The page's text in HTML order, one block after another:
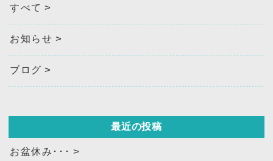
すべて
お知らせ
ブログ
最近の投稿
お盆休み･･･